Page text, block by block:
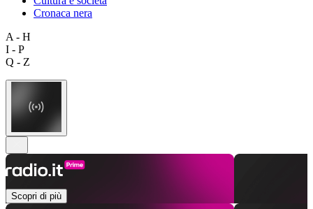
Cronaca nera
A - H
I - P
Q - Z
Scopri di più